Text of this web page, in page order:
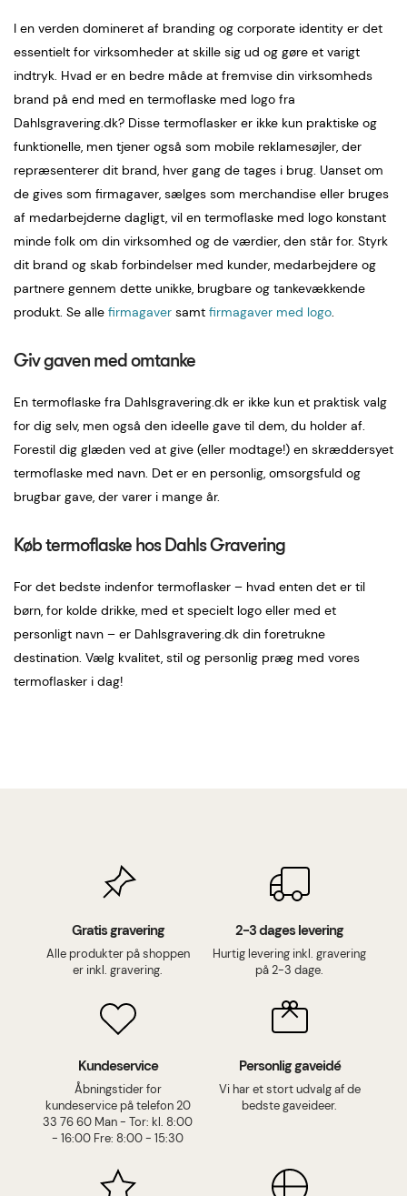
I en verden domineret af branding og corporate identity er det
essentielt for virksomheder at skille sig ud og gøre et varigt
indtryk. Hvad er en bedre måde at fremvise din virksomheds
brand på end med en termoflaske med logo fra
Dahlsgravering.dk? Disse termoflasker er ikke kun praktiske og
funktionelle, men tjener også som mobile reklamesøjler, der
repræsenterer dit brand, hver gang de tages i brug. Uanset om
de gives som firmagaver, sælges som merchandise eller bruges
af medarbejderne dagligt, vil en termoflaske med logo konstant
minde folk om din virksomhed og de værdier, den står for. Styrk
dit brand og skab forbindelser med kunder, medarbejdere og
partnere gennem dette unikke, brugbare og tankevækkende
produkt. Se alle firmagaver samt firmagaver med logo.
Giv gaven med omtanke
En termoflaske fra Dahlsgravering.dk er ikke kun et praktisk valg
for dig selv, men også den ideelle gave til dem, du holder af.
Forestil dig glæden ved at give (eller modtage!) en skræddersyet
termoflaske med navn. Det er en personlig, omsorgsfuld og
brugbar gave, der varer i mange år.
Køb termoflaske hos Dahls Gravering
For det bedste indenfor termoflasker – hvad enten det er til
børn, for kolde drikke, med et specielt logo eller med et
personligt navn – er Dahlsgravering.dk din foretrukne
destination. Vælg kvalitet, stil og personlig præg med vores
termoflasker i dag!
Gratis gravering
Alle produkter på shoppen
er inkl. gravering.
2-3 dages levering
Hurtig levering inkl. gravering
på 2-3 dage.
Kundeservice
Åbningstider for
kundeservice på telefon 20
33 76 60 Man - Tor: kl. 8:00
- 16:00 Fre: 8:00 - 15:30
Personlig gaveidé
Vi har et stort udvalg af de
bedste gaveideer.